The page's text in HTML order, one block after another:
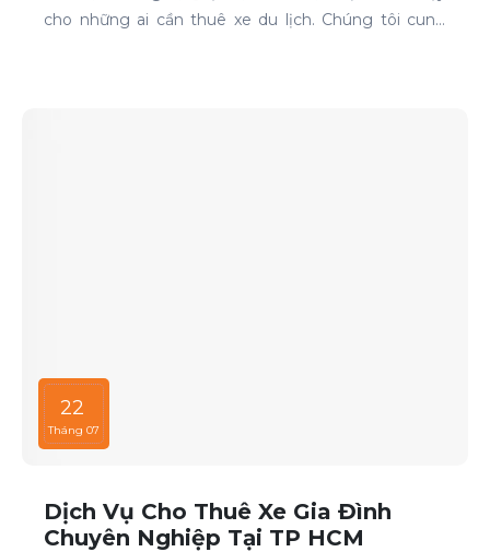
cho những ai cần thuê xe du lịch. Chúng tôi cung
22
Tháng 07
Dịch Vụ Cho Thuê Xe Gia Đình
Chuyên Nghiệp Tại TP HCM